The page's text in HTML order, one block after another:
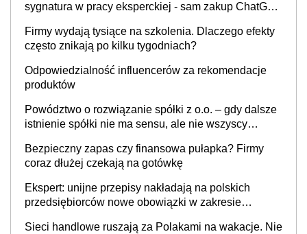
sygnatura w pracy eksperckiej - sam zakup ChatGPT
Firmy wydają tysiące na szkolenia. Dlaczego efekty
często znikają po kilku tygodniach?
Odpowiedzialność influencerów za rekomendacje
produktów
Powództwo o rozwiązanie spółki z o.o. – gdy dalsze
istnienie spółki nie ma sensu, ale nie wszyscy
Bezpieczny zapas czy finansowa pułapka? Firmy
coraz dłużej czekają na gotówkę
Ekspert: unijne przepisy nakładają na polskich
przedsiębiorców nowe obowiązki w zakresie
Sieci handlowe ruszają za Polakami na wakacje. Nie